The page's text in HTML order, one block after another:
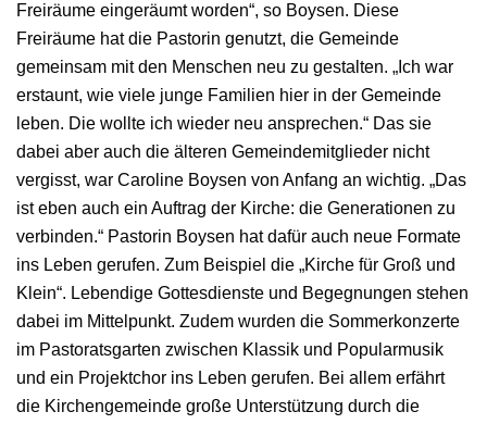
Freiräume eingeräumt worden“, so Boysen. Diese
Freiräume hat die Pastorin genutzt, die Gemeinde
gemeinsam mit den Menschen neu zu gestalten. „Ich war
erstaunt, wie viele junge Familien hier in der Gemeinde
leben. Die wollte ich wieder neu ansprechen.“ Das sie
dabei aber auch die älteren Gemeindemitglieder nicht
vergisst, war Caroline Boysen von Anfang an wichtig. „Das
ist eben auch ein Auftrag der Kirche: die Generationen zu
verbinden.“ Pastorin Boysen hat dafür auch neue Formate
ins Leben gerufen. Zum Beispiel die „Kirche für Groß und
Klein“. Lebendige Gottesdienste und Begegnungen stehen
dabei im Mittelpunkt. Zudem wurden die Sommerkonzerte
im Pastoratsgarten zwischen Klassik und Popularmusik
und ein Projektchor ins Leben gerufen. Bei allem erfährt
die Kirchengemeinde große Unterstützung durch die